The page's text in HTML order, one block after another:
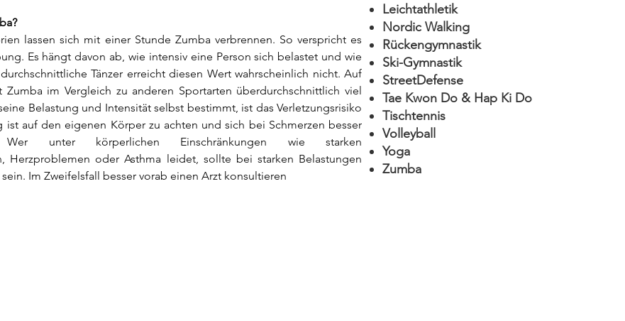
lassen sich mit einer Stunde Zumba verbrennen. So verspricht es
Es hängt davon ab, wie intensiv eine Person sich belastet und wie
Tänzer erreicht diesen Wert wahrscheinlich nicht. Auf
Zumba im Vergleich zu anderen Sportarten überdurchschnittlich viel
Belastung und Intensität selbst bestimmt, ist das Verletzungsrisiko
ist auf den eigenen Körper zu achten und sich bei Schmerzen besser
Wer unter körperlichen Einschränkungen wie starken
Herzproblemen oder Asthma leidet, sollte bei starken Belastungen
Im Zweifelsfall besser vorab einen Arzt konsultieren
Leichtathletik
Nordic Walking
Rückengymnastik
Ski-Gymnastik
StreetDefense
Tae Kwon Do & Hap Ki Do
Tischtennis
Volleyball
Yoga
Zumba